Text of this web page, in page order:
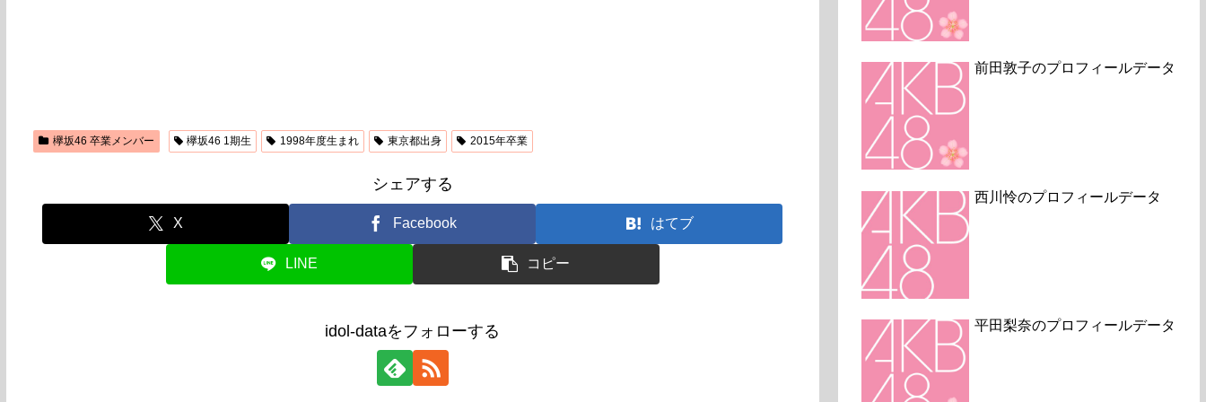
欅坂46 卒業メンバー 欅坂46 1期生 1998年度生まれ 東京都出身 2015年卒業
シェアする
X Facebook はてブ
LINE コピー
idol-dataをフォローする
前田敦子のプロフィールデータ
西川怜のプロフィールデータ
平田梨奈のプロフィールデータ